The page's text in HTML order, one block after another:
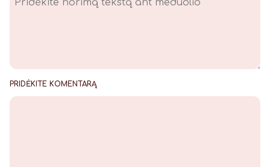
PRIDĖKITE KOMENTARĄ